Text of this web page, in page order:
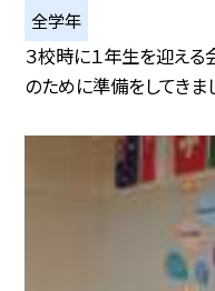
全学年
３校時に１年生を迎える
のために準備をしてきま